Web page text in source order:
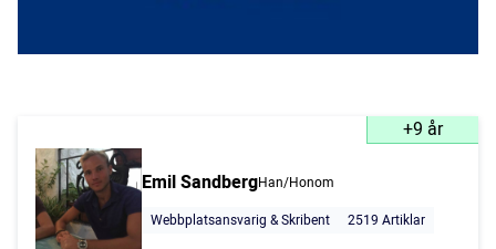
+9 år
Emil SandbergHan/Honom
Webbplatsansvarig & Skribent
2519 Artiklar